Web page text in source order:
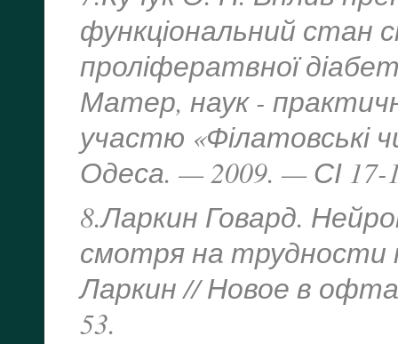
функціональний стан
проліфератвної
Матер, наук -
участю «Філатовські
Одеса. — 2009. — СІ 17-
8.Ларкин Говард.
смотря на трудности
Ларкин // Новое в
53.